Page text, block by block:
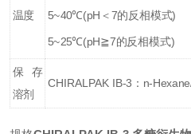
温度 5~40℃(pH＜7的反相模式)
5~25℃(pH≧7的反相模式)
保存
溶剂
CHIRALPAK IB-3：n-